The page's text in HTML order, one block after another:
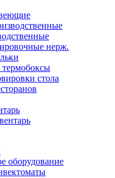
нерж.
стола
оборудование